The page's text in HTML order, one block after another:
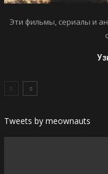
Эти фильмы, сериалы и
Tweets by meownauts